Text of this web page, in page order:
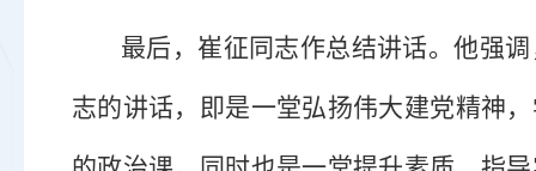
最后，崔征同志作总结讲话。他强
志的讲话，即是一堂弘扬伟大建党精神